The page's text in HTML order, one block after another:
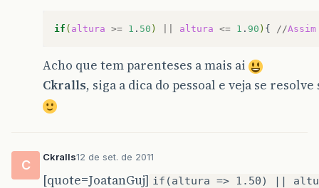
if ( altura >= 1 . 50 ) altura <= 1 . 90 ) { //Assim
Acho que tem parenteses a mais ai
Ckralls, siga a dica do pessoal e veja se
C
Ckralls12 de set. de 2011
[quote=JoatanGuj] if(altura => 1.50) ||